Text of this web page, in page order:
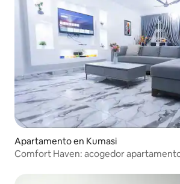
Apartamento en Kumasi
Comfort Haven: acogedor